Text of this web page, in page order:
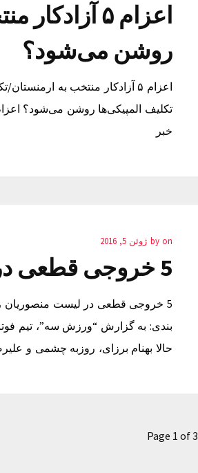
اعزام ۵
روشن می‌شود؟
خبر
by on ژوئن 5, 2016
5 خروجی قطعی در لیست منصوریان
حالا بهنام برزای، روزبه چشمی و علیرضا
Page 1 of 3